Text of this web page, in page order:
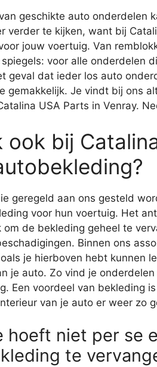
geschikte auto onderdelen
verder te kijken, want bij
jouw voertuig. Van
voor alle onderdelen
geval dat ieder los auto
gemakkelijk. Je vindt bij ons
USA Parts in Venray.
ook bij
geregeld aan ons gesteld
voor hun voertuig. Het
om de bekleding geheel te
Binnen ons
je hierboven hebt kunnen
je auto. Zo vind je
Een voordeel van bekleding
van je auto er weer zo
hoeft niet per se
te